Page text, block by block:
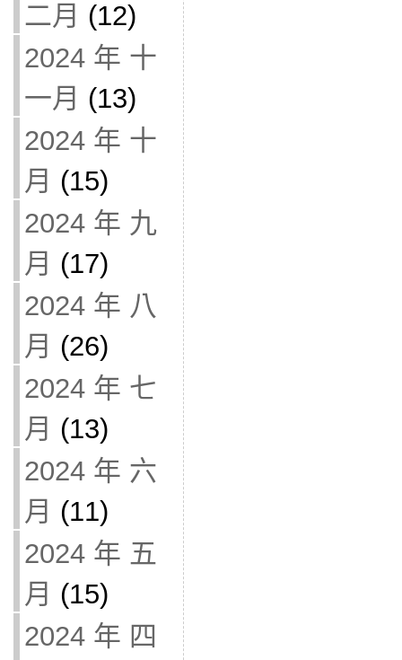
二月 (12)
2024 年 十
一月 (13)
2024 年 十
月 (15)
2024 年 九
月 (17)
2024 年 八
月 (26)
2024 年 七
月 (13)
2024 年 六
月 (11)
2024 年 五
月 (15)
2024 年 四